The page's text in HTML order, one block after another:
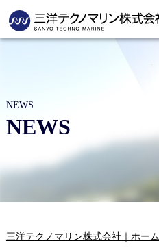
NEWS
NEWS
三洋テクノマリン株式会社｜ホーム